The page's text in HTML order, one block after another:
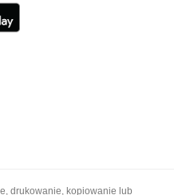
drukowanie, kopiowanie lub